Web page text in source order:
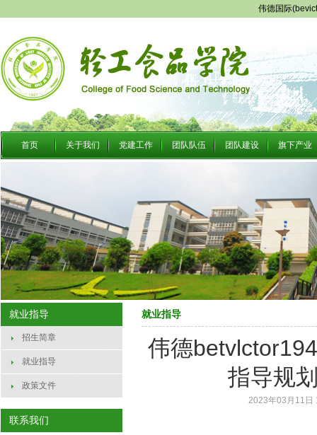
伟德国际
首页 关于我们 党建工作 团队队伍 团队建设 旗下产业
就业指导
招生简章
就业指导
政策文件
联系我们
就业指导
伟德
指导规
2023年03月11日